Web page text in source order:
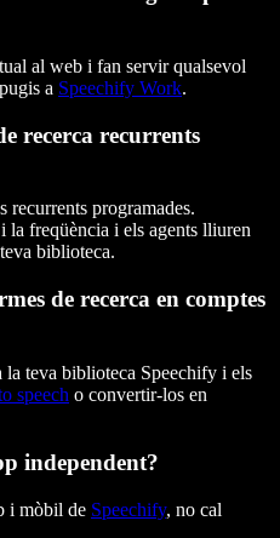
al web i fan servir qualsevol
a Speechify Work.
recerca recurrents
recurrents programades.
la freqüència i els agents lliuren
biblioteca.
de recerca en comptes
la teva biblioteca Speechify i els
speech o convertir-los en
independent?
i mòbil de Speechify, no cal